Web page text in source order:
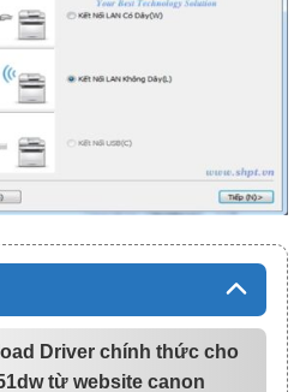
Driver chính thức cho
từ website canon